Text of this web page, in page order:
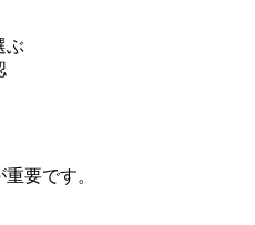
ぶ
要です。